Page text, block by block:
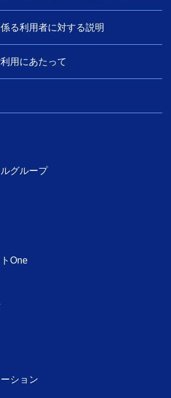
る利用者に対する説明
用にあたって
グループ
One
ション